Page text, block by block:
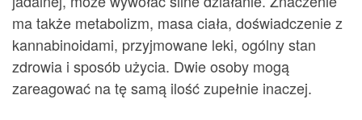
ma także metabolizm, masa ciała, doświadczenie z
kannabinoidami, przyjmowane leki, ogólny stan
zdrowia i sposób użycia. Dwie osoby mogą
zareagować na tę samą ilość zupełnie inaczej.